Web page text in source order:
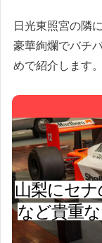
日光東照宮の隣
豪華絢爛でバチ
めで紹介します。
山梨にセナ
など貴重